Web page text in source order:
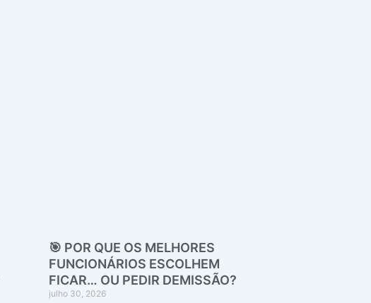
🎯 POR QUE OS MELHORES
FUNCIONÁRIOS ESCOLHEM
FICAR… OU PEDIR DEMISSÃO?
julho 30, 2026